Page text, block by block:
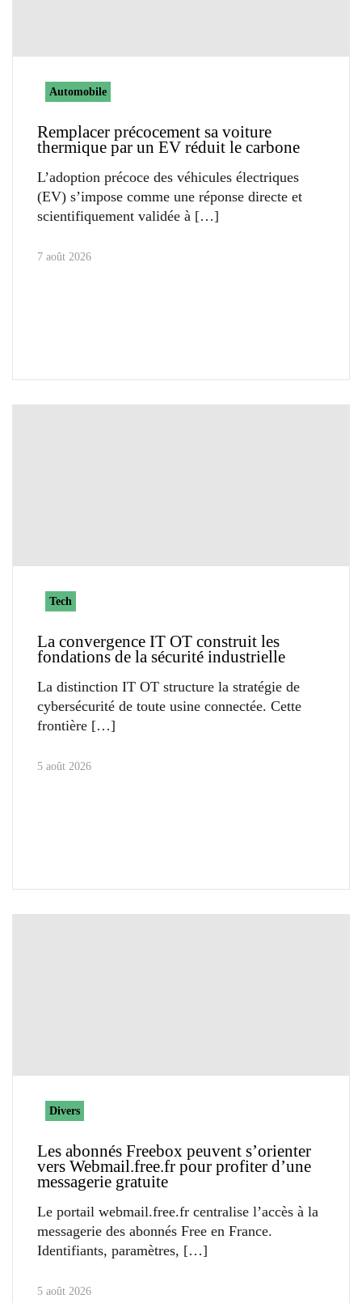
Automobile
Remplacer précocement sa voiture
thermique par un EV réduit le carbone
L’adoption précoce des véhicules électriques
(EV) s’impose comme une réponse directe et
scientifiquement validée à
7 août 2026
Tech
La convergence IT OT construit les
fondations de la sécurité industrielle
La distinction IT OT structure la stratégie de
cybersécurité de toute usine connectée. Cette
frontière
5 août 2026
Divers
Les abonnés Freebox peuvent s’orienter
vers Webmail.free.fr pour profiter d’une
messagerie gratuite
Le portail webmail.free.fr centralise l’accès à la
messagerie des abonnés Free en France.
Identifiants, paramètres,
5 août 2026